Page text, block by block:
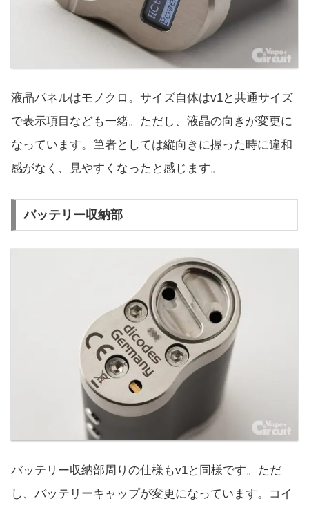
液晶パネルはモノクロ。サイズ自体はv1と共通サイズ
で表示項目なども一緒。ただし、液晶の向きが変更に
なっています。筆者としては縦向きに握った時に違和
感がなく、見やすくなったと感じます。
バッテリー収納部
バッテリー収納部周りの仕様もv1と同様です。ただ
し、バッテリーキャップが変更になっています。コイ